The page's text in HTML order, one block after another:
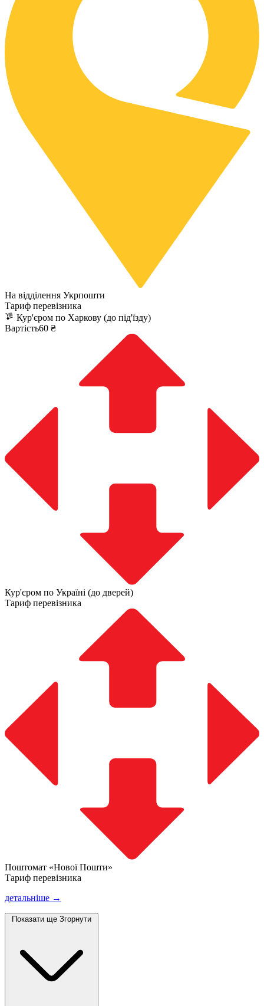
На відділення Укрпошти
Тариф перевізника
Кур'єром по Харкову (до під'їзду)
Вартість60 ₴
Кур'єром по Україні (до дверей)
Тариф перевізника
Поштомат «Нової Пошти»
Тариф перевізника
детальніше →
Показати ще Згорнути